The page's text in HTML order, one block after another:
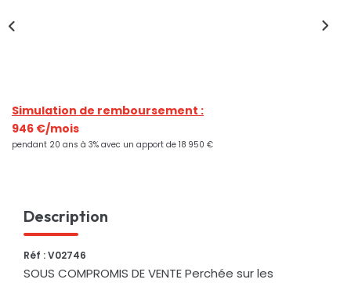
Simulation de remboursement :
946 €/mois
pendant 20 ans à 3% avec un apport de 18 950 €
Description
Réf : V02746
SOUS COMPROMIS DE VENTE Perchée sur les